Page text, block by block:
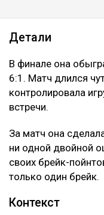
Детали
В финале она
6:1. Матч длился
контролировала
встречи.
За матч она
ни одной двойной
своих брейк-
только один брейк.
Контекст